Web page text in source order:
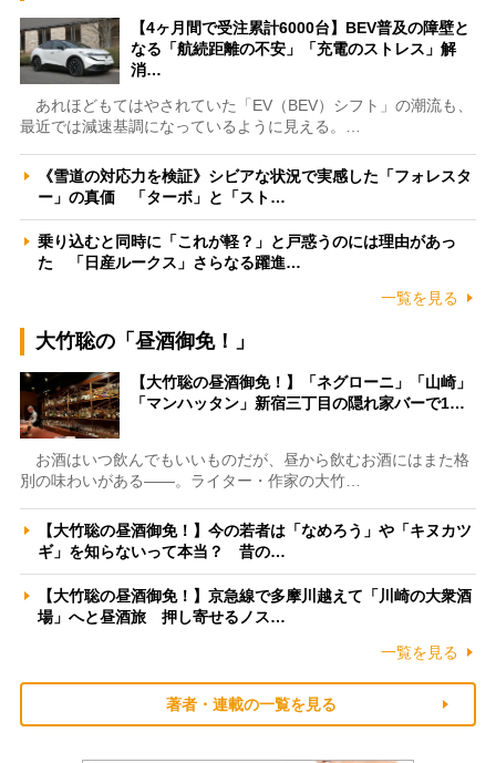
【4ヶ月間で受注累計6000台】BEV普及の障壁と
なる「航続距離の不安」「充電のストレス」解
消…
あれほどもてはやされていた「EV（BEV）シフト」の潮流も、
最近では減速基調になっているように見える。…
《雪道の対応力を検証》シビアな状況で実感した「フォレスタ
ー」の真価 「ターボ」と「スト…
乗り込むと同時に「これが軽？」と戸惑うのには理由があっ
た 「日産ルークス」さらなる躍進…
一覧を見る
大竹聡の「昼酒御免！」
【大竹聡の昼酒御免！】「ネグローニ」「山崎」
「マンハッタン」新宿三丁目の隠れ家バーで1…
お酒はいつ飲んでもいいものだが、昼から飲むお酒にはまた格
別の味わいがある――。ライター・作家の大竹…
【大竹聡の昼酒御免！】今の若者は「なめろう」や「キヌカツ
ギ」を知らないって本当？ 昔の…
【大竹聡の昼酒御免！】京急線で多摩川越えて「川崎の大衆酒
場」へと昼酒旅 押し寄せるノス…
一覧を見る
著者・連載の一覧を見る